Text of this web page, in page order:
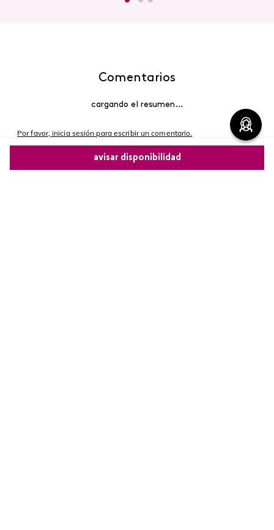
avisar disponibilidad
Comentarios
cargando el resumen…
Por favor, inicia sesión para escribir un comentario.